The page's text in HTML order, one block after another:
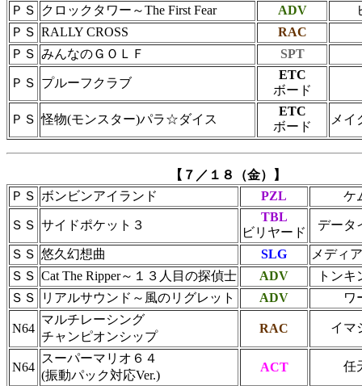
ＰＳ
クロックタワー～The First Fear ADV
ＰＳ RALLY CROSS
RAC
ＰＳ みんなのＧＯＬＦ SPT
ＰＳ プルーフクラブ
ETC
ボード
ＰＳ 怪物(モンスター)パラ☆ダイス
ETC
ボード
メイ
【７／１８（金）】
ＰＳ ボンビンアイランド PZL ケ
ＳＳ サイドポケット３
TBL
ビリヤード
データ
ＳＳ 悠久幻想曲 SLG
メディ
ＳＳ Cat The Ripper～１３人目の探偵士 ADV
トンキ
ＳＳ
リアルサウンド～風のリグレット ADV ワ
N64
マルチレーシング
チャンピオンシップ
RAC イマ
N64
スーパーマリオ６４
(振動パック対応Ver.)
ACT 任